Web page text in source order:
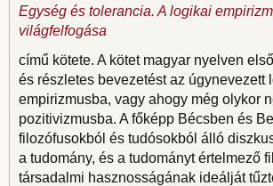
Egység és tolerancia. A logikai
világfelfogása
című kötete. A kötet magyar nyelven
és részletes bevezetést az úgynevezett
empirizmusba, vagy ahogy még olykor
pozitivizmusba. A főképp Bécsben és
filozófusokból és tudósokból álló
a tudomány, és a tudományt értelmező
társadalmi hasznosságának ideálját